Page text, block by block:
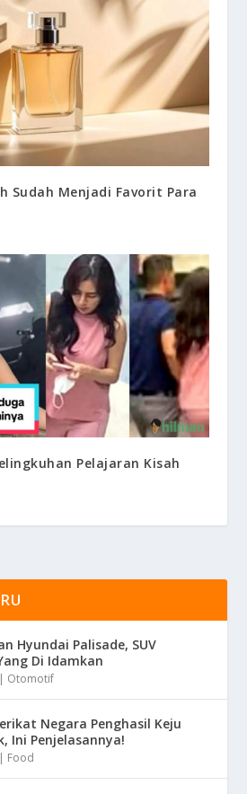
Sudah Menjadi Favorit Para
Pelajaran Kisah
Hyundai Palisade, SUV
Di Idamkan
| Otomotif
Negara Penghasil Keju
Ini Penjelasannya!
| Food